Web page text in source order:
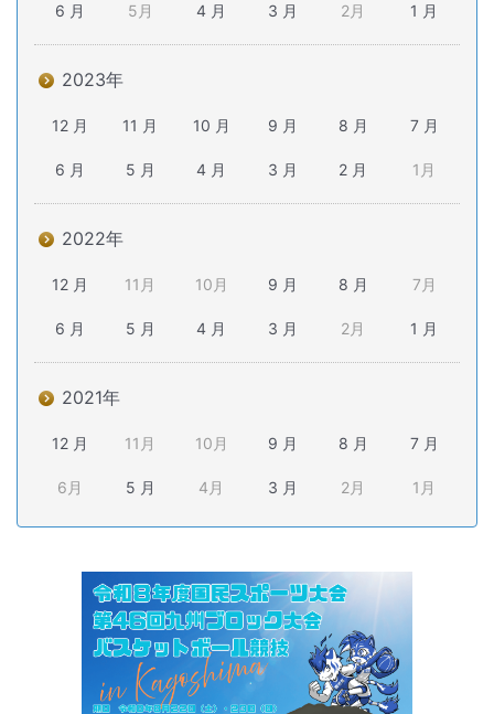
6 月 5月 4 月 3 月 2月 1 月
2023年
12 月 11 月 10 月 9 月 8 月 7 月
6 月 5 月 4 月 3 月 2 月 1月
2022年
12 月 11月 10月 9 月 8 月 7月
6 月 5 月 4 月 3 月 2月 1 月
2021年
12 月 11月 10月 9 月 8 月 7 月
6月 5 月 4月 3 月 2月 1月